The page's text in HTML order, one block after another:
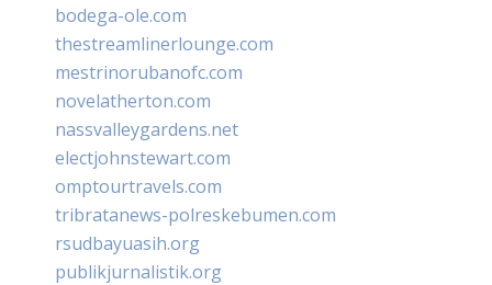
bodega-ole.com
thestreamlinerlounge.com
mestrinorubanofc.com
novelatherton.com
nassvalleygardens.net
electjohnstewart.com
omptourtravels.com
tribratanews-polreskebumen.com
rsudbayuasih.org
publikjurnalistik.org